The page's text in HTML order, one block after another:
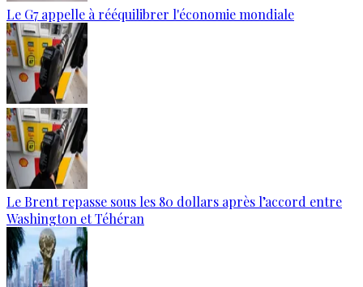
Le G7 appelle à rééquilibrer l'économie mondiale
Le Brent repasse sous les 80 dollars après l’accord entre
Washington et Téhéran